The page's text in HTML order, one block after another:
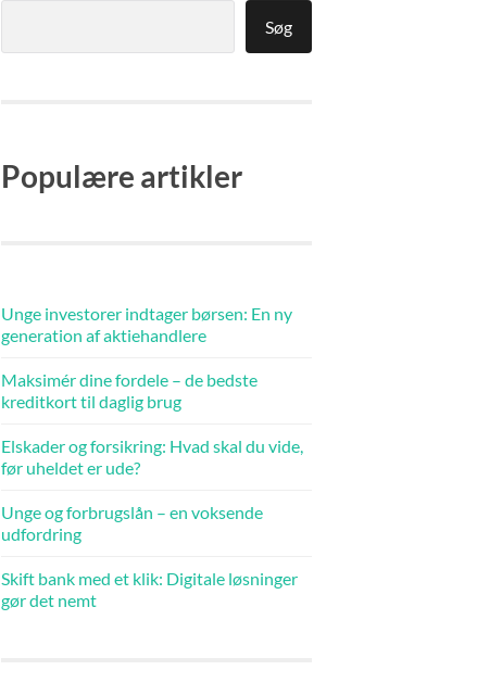
Søg
Populære artikler
Unge investorer indtager børsen: En ny
generation af aktiehandlere
Maksimér dine fordele – de bedste
kreditkort til daglig brug
Elskader og forsikring: Hvad skal du vide,
før uheldet er ude?
Unge og forbrugslån – en voksende
udfordring
Skift bank med et klik: Digitale løsninger
gør det nemt